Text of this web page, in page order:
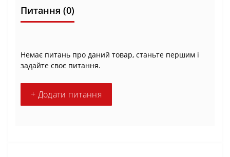
Питання (0)
Немає питань про даний товар, станьте першим і
задайте своє питання.
+ Додати питання